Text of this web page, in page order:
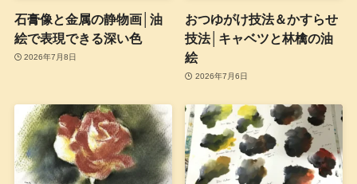
石膏像と金属の静物画│油
絵で表現できる深い色
2026年7月8日
おつゆがけ技法＆かすらせ
技法│キャベツと林檎の油
絵
2026年7月6日